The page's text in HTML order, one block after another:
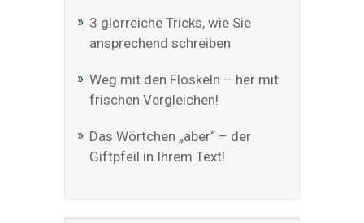
3 glorreiche Tricks, wie Sie
ansprechend schreiben
Weg mit den Floskeln – her mit
frischen Vergleichen!
Das Wörtchen „aber“ – der
Giftpfeil in Ihrem Text!